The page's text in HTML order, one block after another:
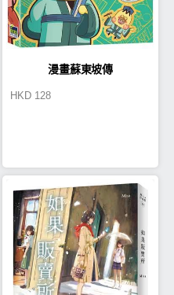
漫畫蘇東坡傳
HKD 128